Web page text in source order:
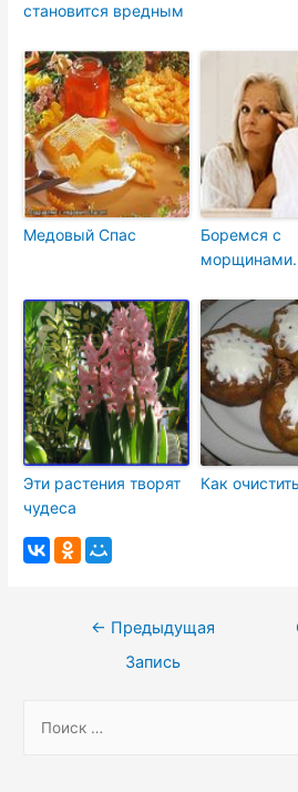
становится вредным
Медовый Спас
Боремся с
морщинами.
Эти растения творят
чудеса
Как
Навигация
← Предыдущая
Запись